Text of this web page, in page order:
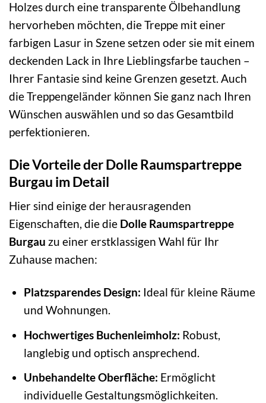
Holzes durch eine transparente Ölbehandlung
hervorheben möchten, die Treppe mit einer
farbigen Lasur in Szene setzen oder sie mit einem
deckenden Lack in Ihre Lieblingsfarbe tauchen –
Ihrer Fantasie sind keine Grenzen gesetzt. Auch
die Treppengeländer können Sie ganz nach Ihren
Wünschen auswählen und so das Gesamtbild
perfektionieren.
Die Vorteile der Dolle Raumspartreppe
Burgau im Detail
Hier sind einige der herausragenden
Eigenschaften, die die Dolle Raumspartreppe
Burgau zu einer erstklassigen Wahl für Ihr
Zuhause machen:
Platzsparendes Design: Ideal für kleine Räume
und Wohnungen.
Hochwertiges Buchenleimholz: Robust,
langlebig und optisch ansprechend.
Unbehandelte Oberfläche: Ermöglicht
individuelle Gestaltungsmöglichkeiten.